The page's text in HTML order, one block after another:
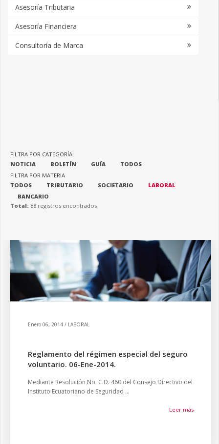
Asesoría Tributaria
Asesoría Financiera
Consultoría de Marca
FILTRA POR CATEGORÍA
NOTICIA
BOLETÍN GUÍA
TODOS
FILTRA POR MATERIA
TODOS
TRIBUTARIO SOCIETARIO
LABORAL
BANCARIO
Total: 88 registros encontrados
Enero 06, 2014 / LABORAL
Reglamento del régimen especial del seguro
voluntario. 06-Ene-2014.
Mediante Resolución No. C.D. 460 del Consejo Directivo del
Instituto Ecuatoriano de Seguridad ...
Leer más